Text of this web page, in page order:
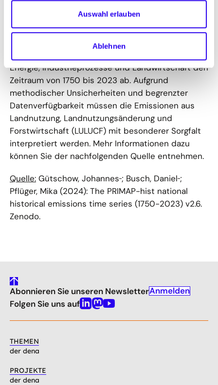
Auswahl erlauben
Ablehnen
Die Darstellung der historischen Emissionsdaten
für Deutschland basiert auf dem PRIMAP-hist-
Energie, Industrieprozesse und Landwirtschaft den
Zeitraum von 1750 bis 2023 ab. Aufgrund
methodischer Unsicherheiten und begrenzter
Datenverfügbarkeit müssen die Emissionen aus
Landnutzung, Landnutzungsänderung und
Forstwirtschaft (LULUCF) mit besonderer Sorgfalt
interpretiert werden. Mehr Informationen dazu
können Sie der nachfolgenden Quelle entnehmen.
Quelle: Gütschow, Johannes ; Busch, Daniel ;
Pflüger, Mika (2024): The PRIMAP-hist national
historical emissions time series (1750-2023) v2.6.
Zenodo.
gehe
nach
oben
Abonnieren Sie unseren NewsletterAnmelden
Folgen Sie uns aufLinkedin
Mastodon
Youtube
THEMEN
der dena
PROJEKTE
der dena